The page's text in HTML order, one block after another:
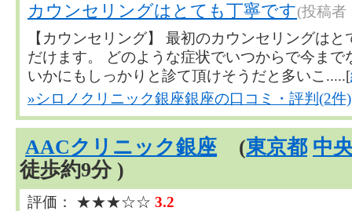
カウンセリングはとても丁寧です(投稿者
【カウンセリング】 最初のカウンセリングは
だけます。 どのような症状でいつからで今まで
いかにもしっかりと診て頂けそうだと多いこ.....[
»シロノクリニック銀座銀座の口コミ・評判(2件)
AACクリニック銀座 (東京都 中
徒歩約9分 )
評価： ★★★☆☆ 3.2